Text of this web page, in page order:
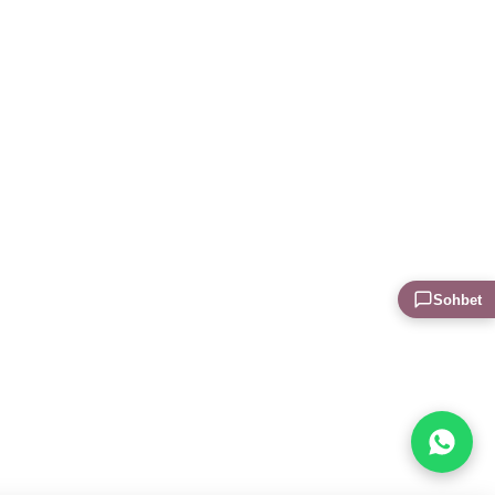
Sohbet